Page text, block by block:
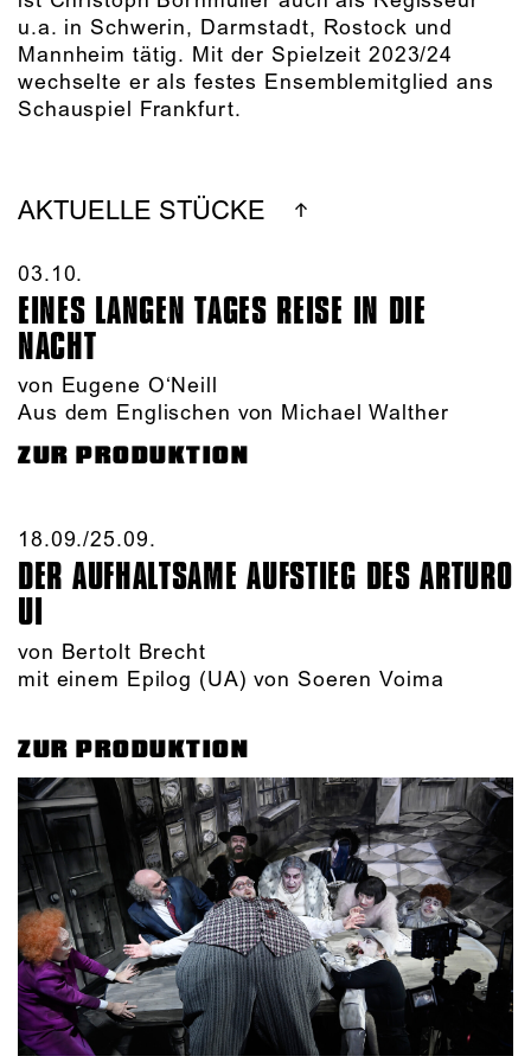
u.a. in Schwerin, Darmstadt, Rostock und
Mannheim tätig. Mit der Spielzeit 2023/24
wechselte er als festes Ensemblemitglied ans
Schauspiel Frankfurt.
AKTUELLE STÜCKE
03.10.​
EINES LANGEN TAGES REISE IN DIE
NACHT
von Eugene O‘Neill
Aus dem Englischen von Michael Walther
ZUR PRODUKTION
18.09./​25.09.​
DER AUFHALTSAME AUFSTIEG DES ARTURO
UI
von Bertolt Brecht
mit einem Epilog (UA) von Soeren Voima
ZUR PRODUKTION